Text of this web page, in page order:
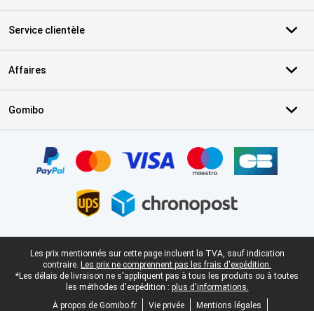
Service clientèle
Affaires
Gomibo
Pied-de-page légal
Les prix mentionnés sur cette page incluent la TVA, sauf indication
contraire. Les prix ne comprennent pas les frais d'expédition.
*Les délais de livraison ne s'appliquent pas à tous les produits ou à toutes
les méthodes d'expédition : plus d'informations.
À propos de Gomibo.fr
Vie privée
Mentions légales